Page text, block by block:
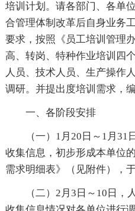
培训计划。请各部门、各单
合管理体制改革后自身业务
要求，按照《员工培训管理
高、转岗、特种作业培训四
人员、技术人员、生产操作
调研。并提出度培训需求，
一、各阶段安排
（一）1月20日～1月31
收集信息，初步形成本单位
需求明细表》（见附件），
（二）2月3日～10日，